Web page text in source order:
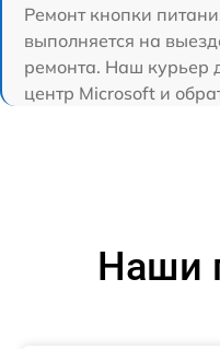
Ремонт кнопки
выполняется на
ремонта. Наш курьер
центр Microsoft и
Наши